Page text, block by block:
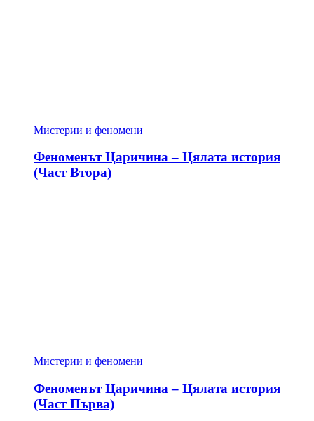
Мистерии и феномени
Феноменът Царичина – Цялата история
(Част Втора)
Мистерии и феномени
Феноменът Царичина – Цялата история
(Част Първа)